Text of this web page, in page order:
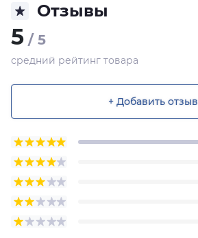
Отзывы
5 / 5
средний рейтинг товара
+ Добавить отзыв